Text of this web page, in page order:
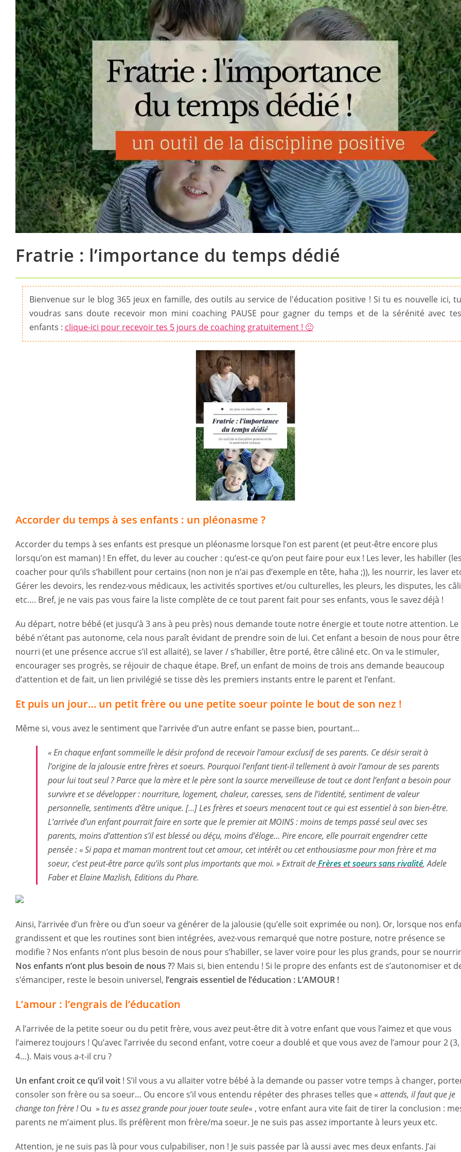
Fratrie : l’importance du temps dédié
Bienvenue sur le blog 365 jeux en famille, des outils au service de l'éducation positive ! Si tu es nouvelle ici, tu
voudras sans doute recevoir mon mini coaching PAUSE pour gagner du temps et de la sérénité avec tes
enfants : clique-ici pour recevoir tes 5 jours de coaching gratuitement ! 🙂
Accorder du temps à ses enfants : un pléonasme ?
Accorder du temps à ses enfants est presque un pléonasme lorsque l’on est parent (et peut-être encore plus
lorsqu’on est maman) ! En effet, du lever au coucher : qu’est-ce qu’on peut faire pour eux ! Les lever, les habiller (les
coacher pour qu’ils s’habillent pour certains (non non je n’ai pas d’exemple en tête, haha ;)), les nourrir, les laver
Gérer les devoirs, les rendez-vous médicaux, les activités sportives et/ou culturelles, les pleurs, les disputes, les
etc…. Bref, je ne vais pas vous faire la liste complète de ce tout parent fait pour ses enfants, vous le savez déjà !
Au départ, notre bébé (et jusqu’à 3 ans à peu près) nous demande toute notre énergie et toute notre attention. Le
bébé n’étant pas autonome, cela nous paraît évidant de prendre soin de lui. Cet enfant a besoin de nous pour être
nourri (et une présence accrue s’il est allaité), se laver / s’habiller, être porté, être câliné etc. On va le stimuler,
encourager ses progrès, se réjouir de chaque étape. Bref, un enfant de moins de trois ans demande beaucoup
d’attention et de fait, un lien privilégié se tisse dès les premiers instants entre le parent et l’enfant.
Et puis un jour… un petit frère ou une petite soeur pointe le bout de son nez !
Même si, vous avez le sentiment que l’arrivée d’un autre enfant se passe bien, pourtant…
« En chaque enfant sommeille le désir profond de recevoir l’amour exclusif de ses parents. Ce désir serait à
l’origine de la jalousie entre frères et soeurs. Pourquoi l’enfant tient-il tellement à avoir l’amour de ses parents
pour lui tout seul ? Parce que la mère et le père sont la source merveilleuse de tout ce dont l’enfant a besoin pour
survivre et se développer : nourriture, logement, chaleur, caresses, sens de l’identité, sentiment de valeur
personnelle, sentiments d’être unique. […] Les frères et soeurs menacent tout ce qui est essentiel à son bien-être.
L’arrivée d’un enfant pourrait faire en sorte que le premier ait MOINS : moins de temps passé seul avec ses
parents, moins d’attention s’il est blessé ou déçu, moins d’éloge… Pire encore, elle pourrait engendrer cette
pensée : «Si papa et maman montrent tout cet amour, cet intérêt ou cet enthousiasme pour mon frère et ma
soeur, c’est peut-être parce qu’ils sont plus importants que moi. » Extrait deFrères et soeurs sans rivalité, Adele
Faber et Elaine Mazlish, Editions du Phare.
Ainsi, l’arrivée d’un frère ou d’un soeur va générer de la jalousie (qu’elle soit exprimée ou non). Or, lorsque nos
grandissent et que les routines sont bien intégrées, avez-vous remarqué que notre posture, notre présence se
modifie ? Nos enfants n’ont plus besoin de nous pour s’habiller, se laver voire pour les plus grands, pour se
Nos enfants n’ont plus besoin de nous ?? Mais si, bien entendu ! Si le propre des enfants est de s’autonomiser et
s’émanciper, reste le besoin universel, l’engrais essentiel de l’éducation : L’AMOUR !
L’amour : l’engrais de l’éducation
A l’arrivée de la petite soeur ou du petit frère, vous avez peut-être dit à votre enfant que vous l’aimez et que vous
l’aimerez toujours ! Qu’avec l’arrivée du second enfant, votre coeur a doublé et que vous avez de l’amour pour 2 (3,
4…). Mais vous a-t-il cru ?
Un enfant croit ce qu’il voit ! S’il vous a vu allaiter votre bébé à la demande ou passer votre temps à changer,
consoler son frère ou sa soeur… Ou encore s’il vous entendu répéter des phrases telles que « attends, il faut que je
change ton frère !Ou » tu es assez grande pour jouer toute seule« , votre enfant aura vite fait de tirer la conclusion :
parents ne m’aiment plus. Ils préfèrent mon frère/ma soeur. Je ne suis pas assez importante à leurs yeux etc.
Attention, je ne suis pas là pour vous culpabiliser, non ! Je suis passée par là aussi avec mes deux enfants. J’ai